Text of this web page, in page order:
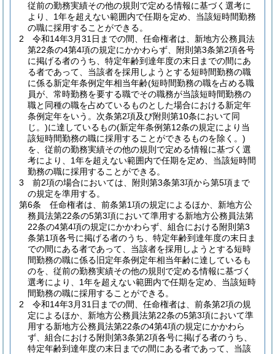
従前の勤務実績その他の規則で定める情報に基づく選考に
より、1年を超えない範囲内で任期を定め、当該短時間勤務
の職に採用することができる。
2
令和14年3月31日までの間、任命権者は、新地方公務員法
第22条の4第4項の規定にかかわらず、附則第3条第2項各号
に掲げる者のうち、特定年齢到達年度の末日までの間にあ
る者であって、当該者を採用しようとする短時間勤務の職
に係る新定年条例定年相当年齢(短時間勤務の職を占める職
員が、常時勤務を要する職でその職務が当該短時間勤務の
職と同種の職を占めているものとした場合における新定年
条例定年をいう。次条第2項及び附則第10条において同
じ。)に達しているもの(新定年条例第12条の規定により当
該短時間勤務の職に採用することができるものを除く。)
を、従前の勤務実績その他の規則で定める情報に基づく選
考により、1年を超えない範囲内で任期を定め、当該短時間
勤務の職に採用することができる。
3
前2項の場合においては、附則第3条第3項から第5項まで
の規定を準用する。
第6条
任命権者は、前条第1項の規定によるほか、新地方公
務員法第22条の5第3項において準用する新地方公務員法第
22条の4第4項の規定にかかわらず、組合における附則第3
条第1項各号に掲げる者のうち、特定年齢到達年度の末日ま
での間にある者であって、当該者を採用しようとする短時
間勤務の職に係る旧定年条例定年相当年齢に達しているも
のを、従前の勤務実績その他の規則で定める情報に基づく
選考により、1年を超えない範囲内で任期を定め、当該短時
間勤務の職に採用することができる。
2
令和14年3月31日までの間、任命権者は、前条第2項の規
定によるほか、新地方公務員法第22条の5第3項において準
用する新地方公務員法第22条の4第4項の規定にかかわら
ず、組合における附則第3条第2項各号に掲げる者のうち、
特定年齢到達年度の末日までの間にある者であって、当該